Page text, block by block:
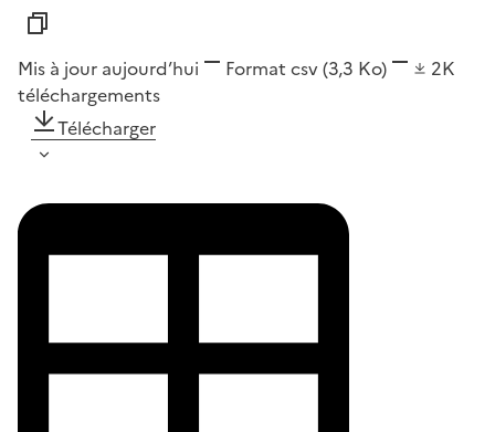
Mis à jour aujourd’hui Format csv(3,3 Ko)
2K
téléchargements
Télécharger